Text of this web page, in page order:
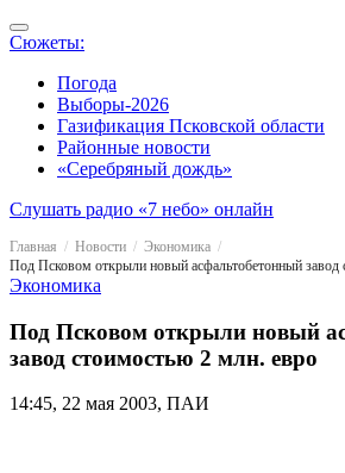
Сюжеты:
Погода
Выборы-2026
Газификация Псковской области
Районные новости
«Серебряный дождь»
Слушать радио «7 небо» онлайн
Главная Новости
Экономика
Экономика
Под Псковом открыли новый
завод стоимостью 2 млн. евро
14:45, 22 мая 2003, ПАИ